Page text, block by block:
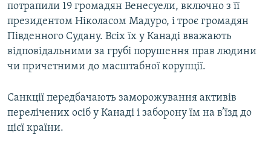
потрапили 19 громадян Венесуели, включно з її
президентом Ніколасом Мадуро, і троє громадян
Південного Судану. Всіх їх у Канаді вважають
відповідальними за грубі порушення прав людини
чи причетними до масштабної корупції.
Санкції передбачають заморожування активів
перелічених осіб у Канаді і заборону їм на в’їзд до
цієї країни.